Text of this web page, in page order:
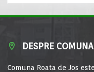
DESPRE
Comuna Roata de Jos